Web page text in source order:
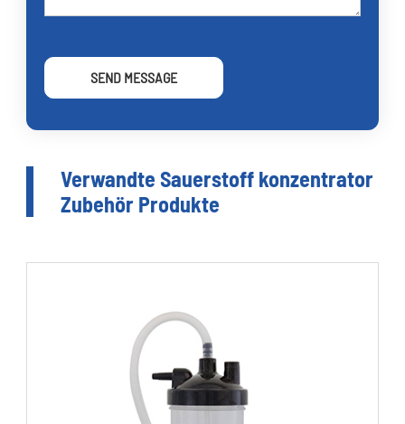
SEND MESSAGE
Verwandte Sauerstoff konzentrator
Zubehör Produkte